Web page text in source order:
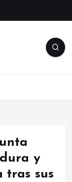
y
tras sus